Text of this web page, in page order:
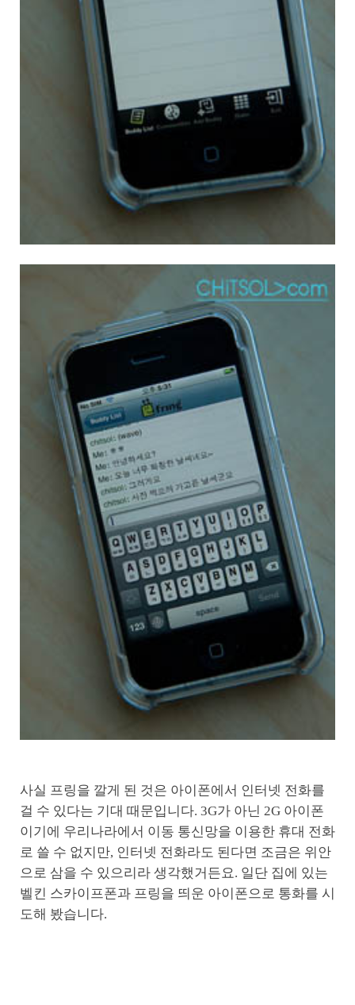
사실 프링을 깔게 된 것은 아이폰에서 인터넷 전화를
걸 수 있다는 기대 때문입니다. 3G가 아닌 2G 아이폰
이기에 우리나라에서 이동 통신망을 이용한 휴대 전화
로 쓸 수 없지만, 인터넷 전화라도 된다면 조금은 위안
으로 삼을 수 있으리라 생각했거든요. 일단 집에 있는
벨킨 스카이프폰과 프링을 띄운 아이폰으로 통화를 시
도해 봤습니다.